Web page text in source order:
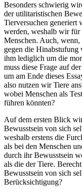
Besonders schwierig
der utilitaristischen
Tierversuchen generiert
werden, weshalb wir für
Menschen. Auch,
gegen die Hinabstufung
ihm lediglich um die
muss diese Frage auf
um am Ende dieses
also nutzen wir Tiere
wobei Menschen als
führen könnten?
Auf dem ersten Blick
Bewusstsein von sich
weshalb erstens die
als bei den Menschen
durch ihr Bewusstsein
als die der Tiere.
Bewusstsein von sich
Berücksichtigung?